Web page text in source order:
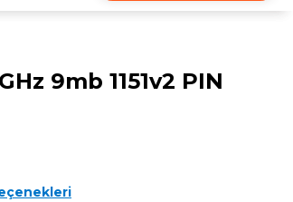
9mb 1151v2 PIN